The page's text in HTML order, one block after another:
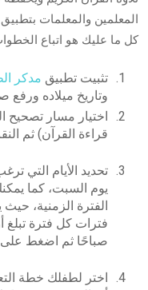
المعلمين والمعلمات
كل ما عليك هو اتباع
تثبيت تطبيق مدكر
وتاريخ ميلاده
اختيار مسار تصحيح
قراءة القرآن) ثم
تحديد الأيام التي
يوم السبت، كما
فترات كل فترة تبلغ
صباحًا ثم اضغط على
اختر لطفلك خطة